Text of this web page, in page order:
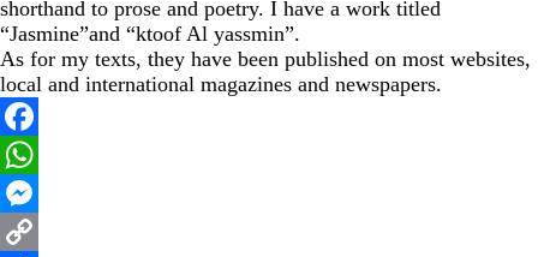
shorthand to prose and poetry. I have a work titled
“Jasmine”and “ktoof Al yassmin”.
As for my texts, they have been published on most websites,
local and international magazines and newspapers.
Facebook
WhatsApp
Messenger